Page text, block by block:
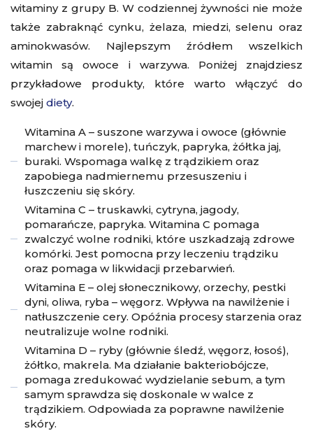
witaminy z grupy B. W codziennej żywności nie może
także zabraknąć cynku, żelaza, miedzi, selenu oraz
aminokwasów. Najlepszym źródłem wszelkich
witamin są owoce i warzywa. Poniżej znajdziesz
przykładowe produkty, które warto włączyć do
swojej diety.
Witamina A – suszone warzywa i owoce (głównie
marchew i morele), tuńczyk, papryka, żółtka jaj,
buraki. Wspomaga walkę z trądzikiem oraz
zapobiega nadmiernemu przesuszeniu i
łuszczeniu się skóry.
Witamina C – truskawki, cytryna, jagody,
pomarańcze, papryka. Witamina C pomaga
zwalczyć wolne rodniki, które uszkadzają zdrowe
komórki. Jest pomocna przy leczeniu trądziku
oraz pomaga w likwidacji przebarwień.
Witamina E – olej słonecznikowy, orzechy, pestki
dyni, oliwa, ryba – węgorz. Wpływa na nawilżenie i
natłuszczenie cery. Opóźnia procesy starzenia oraz
neutralizuje wolne rodniki.
Witamina D – ryby (głównie śledź, węgorz, łosoś),
żółtko, makrela. Ma działanie bakteriobójcze,
pomaga zredukować wydzielanie sebum, a tym
samym sprawdza się doskonale w walce z
trądzikiem. Odpowiada za poprawne nawilżenie
skóry.